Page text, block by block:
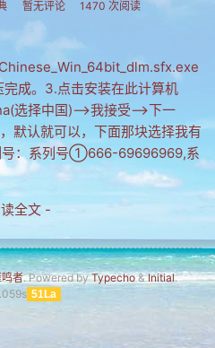
留言册
流年
难啊
代.天下
新事物
.经典
情怀
链接
暂无评论 1470 次阅读
成。3.点击安装在此计算机
选择中国)-->我接受-->下一
默认就可以，下面那块选择我有
号：系列号①666-69696969,系
全文 -
者. Powered byTypecho&Initial.
51La